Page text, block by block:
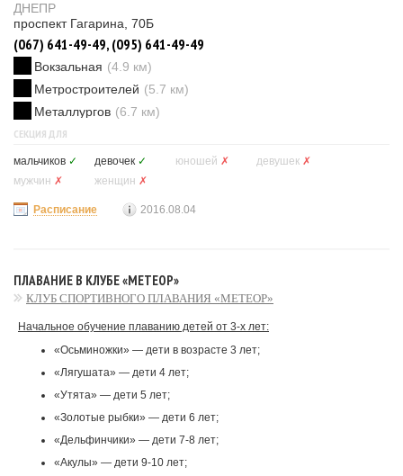
ДНЕПР
проспект Гагарина, 70Б
(067) 641-49-49, (095) 641-49-49
Вокзальная (4.9 км)
Метростроителей (5.7 км)
Металлургов (6.7 км)
СЕКЦИЯ ДЛЯ
мальчиков ✓ девочек ✓ юношей ✗ девушек ✗
мужчин ✗ женщин ✗
Расписание 2016.08.04
ПЛАВАНИЕ В КЛУБЕ «МЕТЕОР»
КЛУБ СПОРТИВНОГО ПЛАВАНИЯ «МЕТЕОР»
Начальное обучение плаванию детей от 3-х лет:
«Осьминожки» — дети в возрасте 3 лет;
«Лягушата» — дети 4 лет;
«Утята» — дети 5 лет;
«Золотые рыбки» — дети 6 лет;
«Дельфинчики» — дети 7-8 лет;
«Акулы» — дети 9-10 лет;